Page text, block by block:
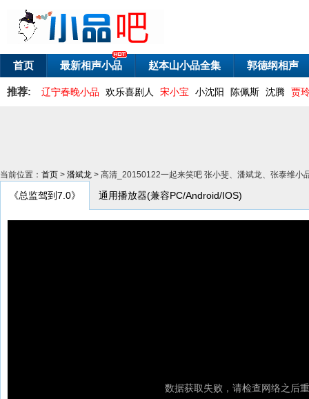
首页 最新相声小品 赵本山小品全集 郭德纲相声
推荐: 辽宁春晚小品 欢乐喜剧人 宋小宝 小沈阳 陈佩斯 沈腾 贾
当前位置： 首页 > 潘斌龙 > 高清_20150122一起来笑吧 张小斐、潘斌龙、张泰维小
《总监驾到7.0》 通用播放器(兼容PC/Android/IOS)